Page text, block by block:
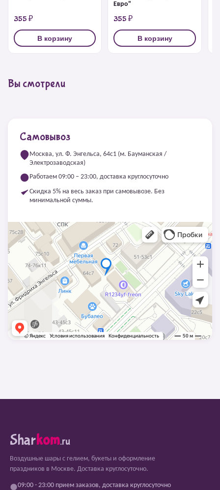
355 ₽
В корзину
Евро"
355 ₽
В корзину
Вы смотрели
Самовывоз
Москва, ул. Ф. Энгельса, 64с1 (м. Бауманская /
Электрозаводская)
Работаем 09:00 – 23:00, доставка круглосуточно
Скидка 5% на весь заказ при самовывозе. Без
минимальной суммы.
Sharkom.ru
Воздушные шары с гелием, букеты и оформление
праздников в Москве. Доставка круглосуточно.
09:00 - 23:00 прием заказов, доставка круглосуточно